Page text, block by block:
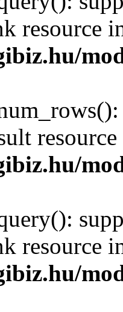
resource
resource